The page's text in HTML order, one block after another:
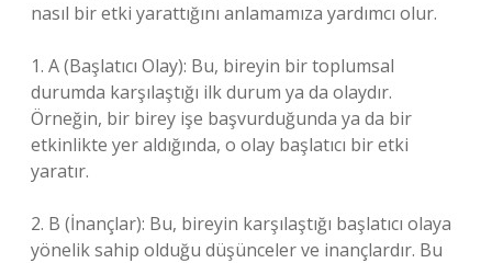
nasıl bir etki yarattığını anlamamıza yardımcı olur.
1. A (Başlatıcı Olay): Bu, bireyin bir toplumsal
durumda karşılaştığı ilk durum ya da olaydır.
Örneğin, bir birey işe başvurduğunda ya da bir
etkinlikte yer aldığında, o olay başlatıcı bir etki
yaratır.
2. B (İnançlar): Bu, bireyin karşılaştığı başlatıcı olaya
yönelik sahip olduğu düşünceler ve inançlardır. Bu